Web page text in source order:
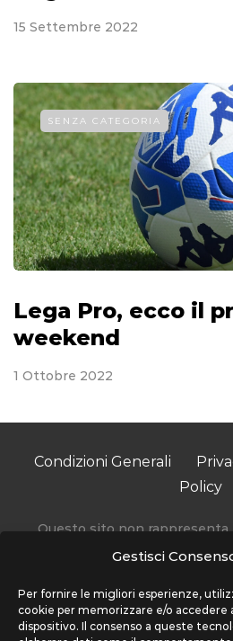
Gestisci
Per fornire le migliori esperienze,
cookie per memorizzare e/o accedere
dispositivo. Il consenso a queste
15 Settembre 2022
SENZA CATEGORIA
Lega Pro, ecco il
weekend
1 Ottobre 2022
Condizioni Generali
Policy
Questo sito non rappresenta
testata giornalistica in quanto
Accedendo, usando o
accettando l’utilizzo di
la tua esperienza. Sport